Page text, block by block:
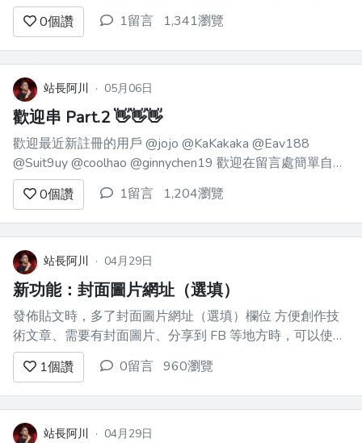
樣？ - 有些文章講的MVC，跟我正在用的
MVC，怎麼像完全不同的東西？
Model、Controller、View三者到底如何
互動？真是一個定義不明、含糊不清的名
詞。 這讓我研究了很久。最後，發覺...
0個讚 1留言 1,341瀏覽
站長阿川 · 05月06日
歡迎串 Part.2 👋👋👋
歡迎最近新註冊的用戶 @jojo @KaKakaka @Eav188
@Suit9uy @coolhao @ginnychen19 歡迎在留言處簡單自介
一下～ 可以說一下從哪邊發現這論壇的～最近在學什麼東
西～或者是關於你的一件小趣事～ 也請大家多多回覆別人
的留言，問別人小問題，或者...
0個讚 1留言 1,204瀏覽
站長阿川 · 04月29日
新功能：封面圖片網址（選填）
發佈貼文時，多了封面圖片網址（選填）欄位 方便創作技
術文章、需要有封面圖片、分享到 FB 等地方時，可以使用
有提供的話，就會進入到「技術文章」專區
1個讚 0留言 960瀏覽
站長阿川 · 04月29日